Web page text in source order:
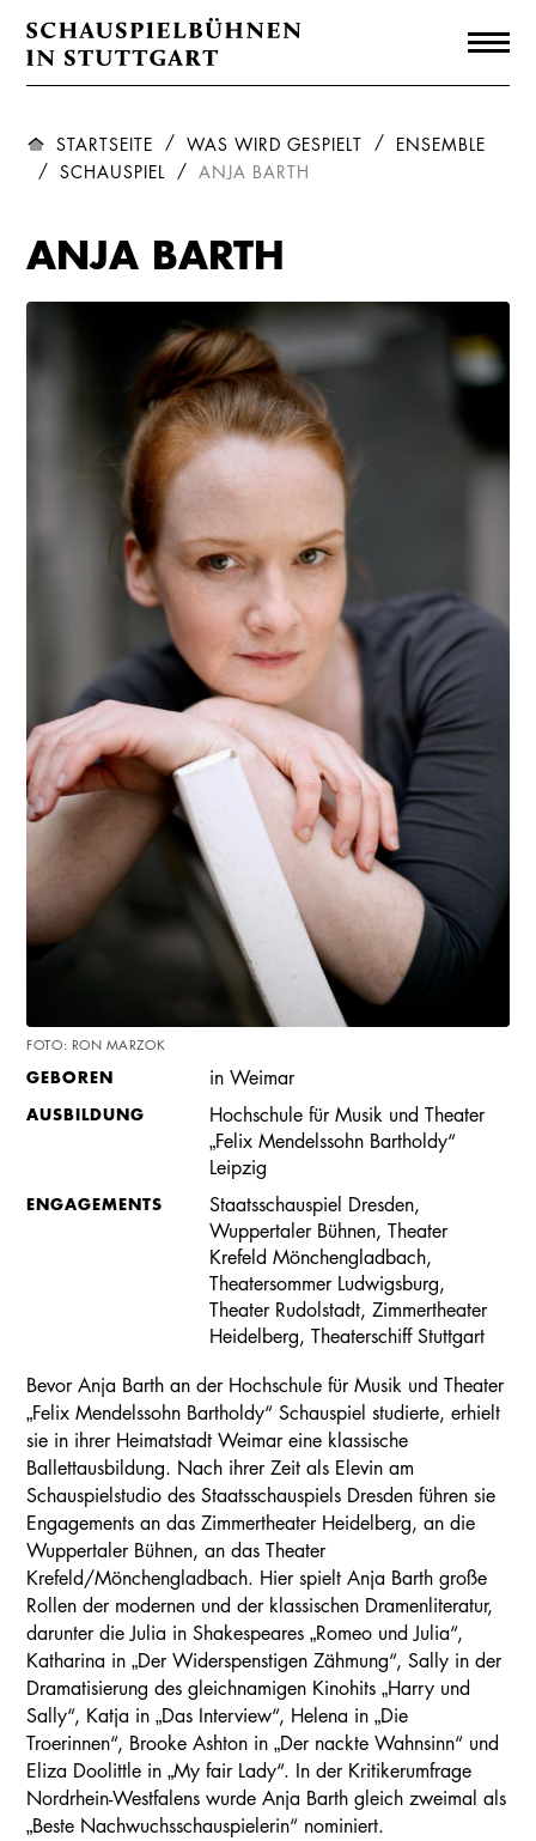
STARTSEITE WAS WIRD GESPIELT
ENSEMBLE
SCHAUSPIEL
ANJA BARTH
ANJA BARTH
GEBOREN in Weimar
AUSBILDUNG
Hochschule für Musik und Theater
„Felix Mendelssohn Bartholdy“
Leipzig
ENGAGEMENTS
Staatsschauspiel Dresden,
Wuppertaler Bühnen, Theater
Krefeld Mönchengladbach,
Theatersommer Ludwigsburg,
Theater Rudolstadt, Zimmertheater
Heidelberg, Theaterschiff Stuttgart
Bevor Anja Barth an der Hochschule für Musik und Theater
„Felix Mendelssohn Bartholdy“ Schauspiel studierte, erhielt
sie in ihrer Heimatstadt Weimar eine klassische
Ballettausbildung. Nach ihrer Zeit als Elevin am
Schauspielstudio des Staatsschauspiels Dresden führen sie
Engagements an das Zimmertheater Heidelberg, an die
Wuppertaler Bühnen, an das Theater
Krefeld/Mönchengladbach. Hier spielt Anja Barth große
Rollen der modernen und der klassischen Dramenliteratur,
darunter die Julia in Shakespeares „Romeo und Julia“,
Katharina in „Der Widerspenstigen Zähmung“, Sally in der
Dramatisierung des gleichnamigen Kinohits „Harry und
Sally“, Katja in „Das Interview“, Helena in „Die
Troerinnen“, Brooke Ashton in „Der nackte Wahnsinn“ und
Eliza Doolittle in „My fair Lady“. In der Kritikerumfrage
Nordrhein-Westfalens wurde Anja Barth gleich zweimal als
„Beste Nachwuchsschauspielerin“ nominiert.
FOTO: RON MARZOK